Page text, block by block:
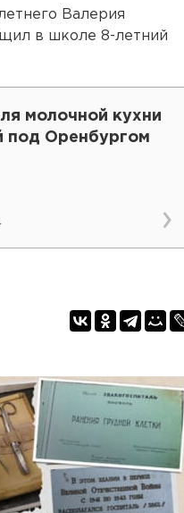
Валерия
в школе 8-летний
молочной кухни
под Оренбургом